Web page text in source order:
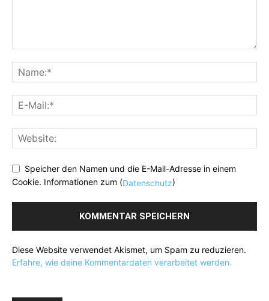
Speicher den Namen und die E-Mail-Adresse in einem
Cookie. Informationen zum (Datenschutz)
Diese Website verwendet Akismet, um Spam zu reduzieren.
Erfahre, wie deine Kommentardaten verarbeitet werden.